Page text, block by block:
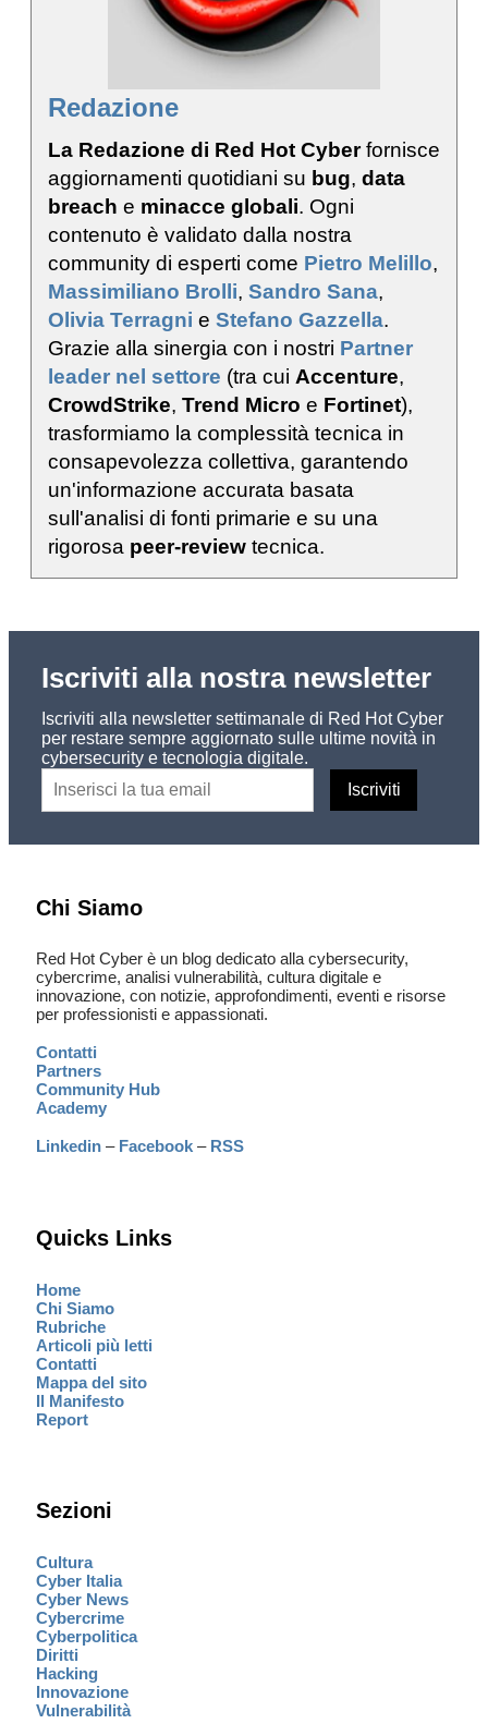
Redazione
La Redazione di Red Hot Cyberfornisce
aggiornamenti quotidiani su bug, data
breach e minacce globali. Ogni
contenuto è validato dalla nostra
community di esperti come Pietro Melillo,
Massimiliano Brolli, Sandro Sana,
Olivia Terragni e Stefano Gazzella.
Grazie alla sinergia con i nostri Partner
leader nel settore (tra cui Accenture,
CrowdStrike, Trend Micro e Fortinet),
trasformiamo la complessità tecnica in
consapevolezza collettiva, garantendo
un'informazione accurata basata
sull'analisi di fonti primarie e su una
rigorosa peer-review tecnica.
Iscriviti alla nostra newsletter
Iscriviti alla newsletter settimanale di Red Hot Cyber
per restare sempre aggiornato sulle ultime novità in
cybersecurity e tecnologia digitale.
Chi Siamo
Red Hot Cyber è un blog dedicato alla cybersecurity,
cybercrime, analisi vulnerabilità, cultura digitale e
innovazione, con notizie, approfondimenti, eventi e risorse
per professionisti e appassionati.
Contatti
Partners
Community Hub
Academy
Linkedin – Facebook – RSS
Quicks Links
Home
Chi Siamo
Rubriche
Articoli più letti
Contatti
Mappa del sito
Il Manifesto
Report
Sezioni
Cultura
Cyber Italia
Cyber News
Cybercrime
Cyberpolitica
Diritti
Hacking
Innovazione
Vulnerabilità